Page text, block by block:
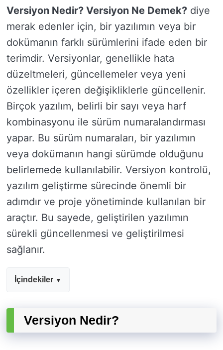
Versiyon Nedir? Versiyon Ne Demek? diye
merak edenler için, bir yazılımın veya bir
dokümanın farklı sürümlerini ifade eden bir
terimdir. Versiyonlar, genellikle hata
düzeltmeleri, güncellemeler veya yeni
özellikler içeren değişikliklerle güncellenir.
Birçok yazılım, belirli bir sayı veya harf
kombinasyonu ile sürüm numaralandırması
yapar. Bu sürüm numaraları, bir yazılımın
veya dokümanın hangi sürümde olduğunu
belirlemede kullanılabilir. Versiyon kontrolü,
yazılım geliştirme sürecinde önemli bir
adımdır ve proje yönetiminde kullanılan bir
araçtır. Bu sayede, geliştirilen yazılımın
sürekli güncellenmesi ve geliştirilmesi
sağlanır.
İçindekiler
Versiyon Nedir?